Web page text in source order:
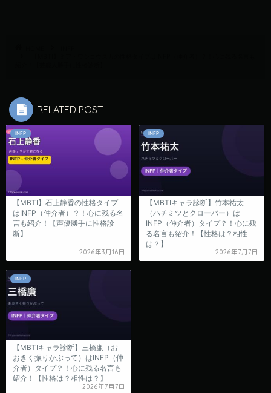
RELATED POST
INFP
【MBTI】石上静香の性格タイプ
はINFP（仲介者）？！心に残る名
言も紹介！【声優勝手に性格診
断】
2026年3月16日
INFP
【MBTIキャラ診断】竹本祐太
（ハチミツとクローバー）は
INFP（仲介者）タイプ？！心に残
る名言も紹介！【性格は？相性
は？】
2026年7月7日
INFP
【MBTIキャラ診断】三橋廉（お
おきく振りかぶって）はINFP（仲
介者）タイプ？！心に残る名言も
紹介！【性格は？相性は？】
2026年7月7日